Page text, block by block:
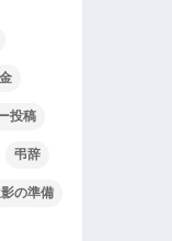
投稿
弔辞
の準備